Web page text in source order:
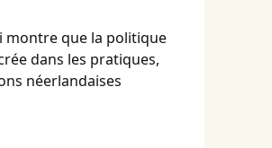
montre que la politique
dans les pratiques,
néerlandaises